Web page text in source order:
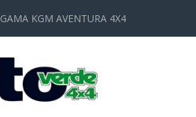
GAMA KGM AVENTURA 4X4